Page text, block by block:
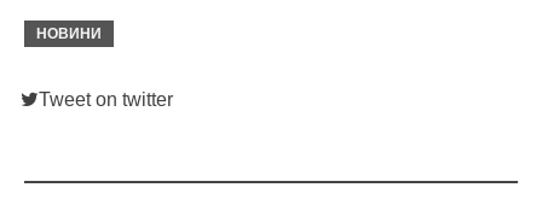
НОВИНИ
Tweet on twitter